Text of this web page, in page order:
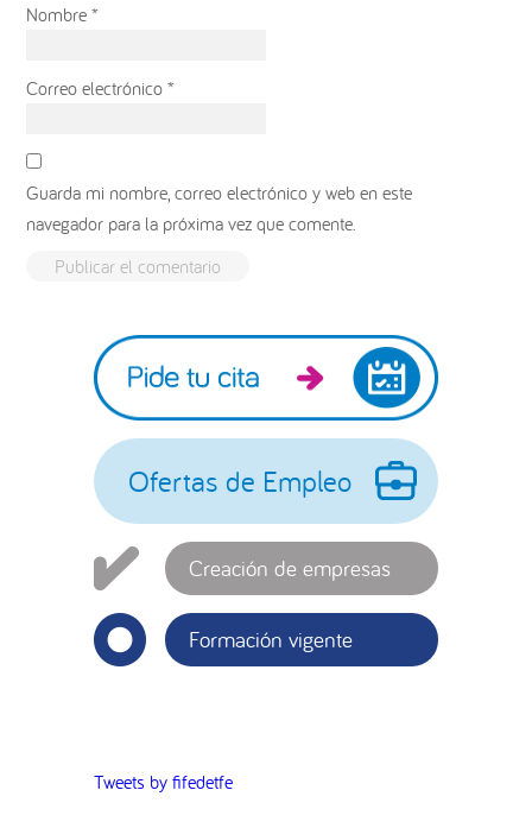
Nombre*
Correo electrónico*
Guarda mi nombre, correo electrónico y web en este
navegador para la próxima vez que comente.
Barra
lateral
principal
Ofertas de Empleo
Creación de empresas
Formación vigente
Tweets by fifedetfe